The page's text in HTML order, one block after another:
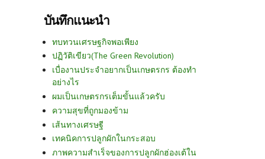
บันทึกแนะนำ
ทบทวนเศรษฐกิจพอเพียง
ปฏิวัติเขียว(The Green Revolution)
เบื่องานประจำอยากเป็นเกษตรกร ต้องทำ
อย่างไร
ผมเป็นเกษตรกรเต็มขั้นแล้วครับ
ความสุขที่ถูกมองข้าม
เส้นทางเศรษฐี
เทคนิคการปลูกผักในกระสอบ
ภาพความสำเร็จของการปลูกผักฮ่องเต้ใน